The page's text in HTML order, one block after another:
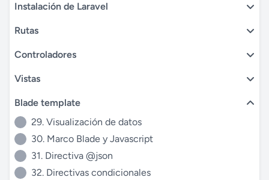
Instalación de Laravel
Rutas
Controladores
Vistas
Blade template
29. Visualización de datos
30. Marco Blade y Javascript
31. Directiva @json
32. Directivas condicionales